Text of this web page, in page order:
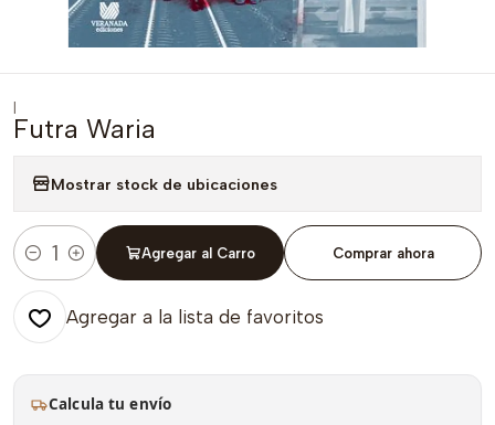
|
Futra Waria
Mostrar stock de ubicaciones
Cantidad
Agregar al Carro Comprar ahora
Agregar a la lista de favoritos
Calcula tu envío